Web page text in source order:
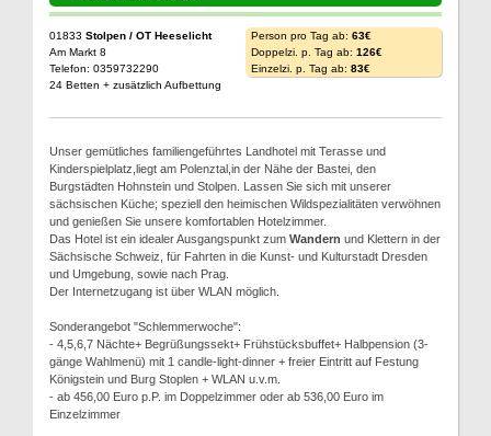
01833 Stolpen / OT Heeselicht
Am Markt 8
Telefon: 0359732290
24 Betten + zusätzlich Aufbettung
Person pro Tag ab: 63€
Doppelzi. p. Tag ab: 126€
Einzelzi. p. Tag ab: 83€
Unser gemütliches familiengeführtes Landhotel mit Terasse und
Kinderspielplatz,liegt am Polenztal,in der Nähe der Bastei, den
Burgstädten Hohnstein und Stolpen. Lassen Sie sich mit unserer
sächsischen Küche; speziell den heimischen Wildspezialitäten verwöhnen
und genießen Sie unsere komfortablen Hotelzimmer.
Das Hotel ist ein idealer Ausgangspunkt zum Wandern und Klettern in der
Sächsische Schweiz, für Fahrten in die Kunst- und Kulturstadt Dresden
und Umgebung, sowie nach Prag.
Der Internetzugang ist über WLAN möglich.
Sonderangebot "Schlemmerwoche":
- 4,5,6,7 Nächte+ Begrüßungssekt+ Frühstücksbuffet+ Halbpension (3-
gänge Wahlmenü) mit 1 candle-light-dinner + freier Eintritt auf Festung
Königstein und Burg Stoplen + WLAN u.v.m.
- ab 456,00 Euro p.P. im Doppelzimmer oder ab 536,00 Euro im
Einzelzimmer